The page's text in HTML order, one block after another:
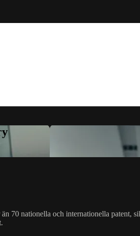
70 nationella och internationella patent,